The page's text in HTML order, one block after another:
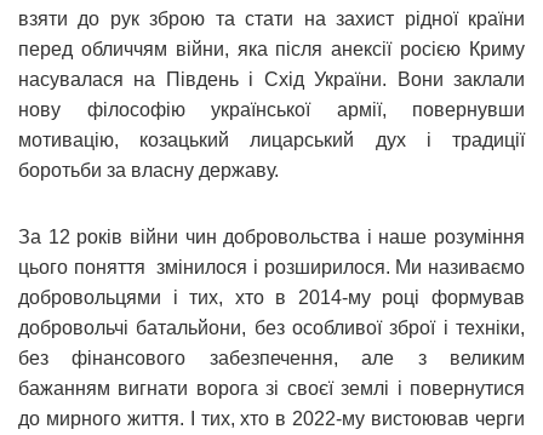
взяти до рук зброю та стати на захист рідної країни
перед обличчям війни, яка після анексії росією Криму
насувалася на Південь і Схід України. Вони заклали
нову філософію української армії, повернувши
мотивацію, козацький лицарський дух і традиції
боротьби за власну державу.
За 12 років війни чин добровольства і наше розуміння
цього поняття змінилося і розширилося. Ми називаємо
добровольцями і тих, хто в 2014-му році формував
добровольчі батальйони, без особливої зброї і техніки,
без фінансового забезпечення, але з великим
бажанням вигнати ворога зі своєї землі і повернутися
до мирного життя. І тих, хто в 2022-му вистоював черги